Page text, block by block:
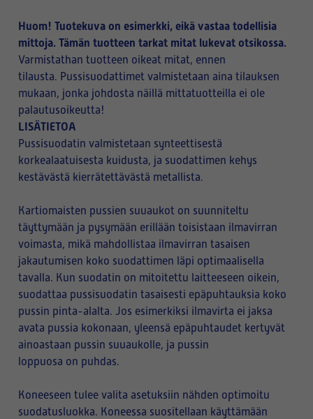
Huom! Tuotekuva on esimerkki, eikä vastaa todellisia
mittoja. Tämän tuotteen tarkat mitat lukevat otsikossa.
Varmistathan tuotteen oikeat mitat, ennen
tilausta. Pussisuodattimet valmistetaan aina tilauksen
mukaan, jonka johdosta näillä mittatuotteilla ei ole
palautusoikeutta!
LISÄTIETOA
Pussisuodatin valmistetaan synteettisestä
korkealaatuisesta kuidusta, ja suodattimen kehys
kestävästä kierrätettävästä metallista.
Kartiomaisten pussien suuaukot on suunniteltu
täyttymään ja pysymään erillään toisistaan ilmavirran
voimasta, mikä mahdollistaa ilmavirran tasaisen
jakautumisen koko suodattimen läpi optimaalisella
tavalla. Kun suodatin on mitoitettu laitteeseen oikein,
suodattaa pussisuodatin tasaisesti epäpuhtauksia koko
pussin pinta-alalta. Jos esimerkiksi ilmavirta ei jaksa
avata pussia kokonaan, yleensä epäpuhtaudet kertyvät
ainoastaan pussin suuaukolle, ja pussin
loppuosa on puhdas.
Koneeseen tulee valita asetuksiin nähden optimoitu
suodatusluokka. Koneessa suositellaan käyttämään